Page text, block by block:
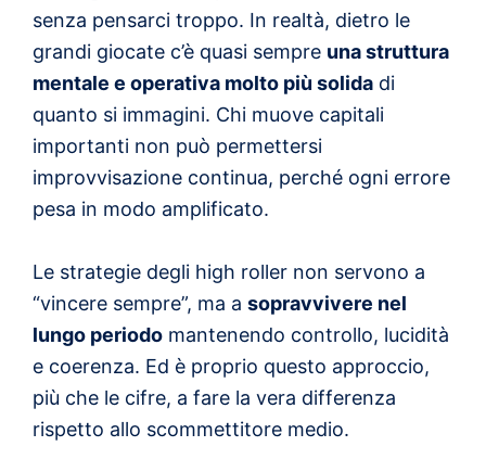
senza pensarci troppo. In realtà, dietro le
grandi giocate c’è quasi sempre una struttura
mentale e operativa molto più solida di
quanto si immagini. Chi muove capitali
importanti non può permettersi
improvvisazione continua, perché ogni errore
pesa in modo amplificato.
Le strategie degli high roller non servono a
“vincere sempre”, ma a sopravvivere nel
lungo periodo mantenendo controllo, lucidità
e coerenza. Ed è proprio questo approccio,
più che le cifre, a fare la vera differenza
rispetto allo scommettitore medio.